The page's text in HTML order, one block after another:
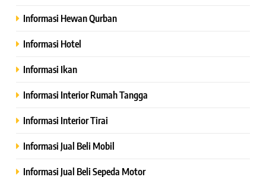
Informasi Hewan Qurban
Informasi Hotel
Informasi Ikan
Informasi Interior Rumah Tangga
Informasi Interior Tirai
Informasi Jual Beli Mobil
Informasi Jual Beli Sepeda Motor